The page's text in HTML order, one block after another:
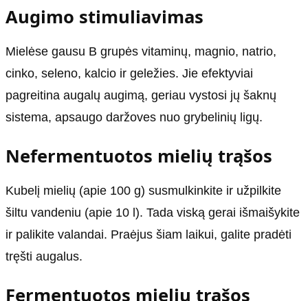
Augimo stimuliavimas
Mielėse gausu B grupės vitaminų, magnio, natrio,
cinko, seleno, kalcio ir geležies. Jie efektyviai
pagreitina augalų augimą, geriau vystosi jų šaknų
sistema, apsaugo daržoves nuo grybelinių ligų.
Nefermentuotos mielių trąšos
Kubelį mielių (apie 100 g) susmulkinkite ir užpilkite
šiltu vandeniu (apie 10 l). Tada viską gerai išmaišykite
ir palikite valandai. Praėjus šiam laikui, galite pradėti
tręšti augalus.
Fermentuotos mielių trąšos